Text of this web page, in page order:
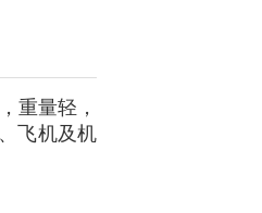
重量轻，
飞机及机